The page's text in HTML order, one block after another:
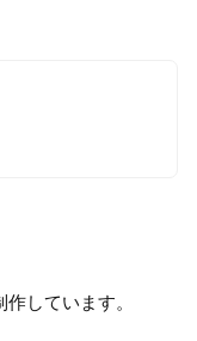
しています。